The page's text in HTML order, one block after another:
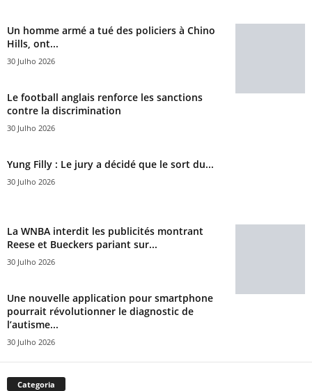
Un homme armé a tué des policiers à Chino
Hills, ont...
30 Julho 2026
Le football anglais renforce les sanctions
contre la discrimination
30 Julho 2026
Yung Filly : Le jury a décidé que le sort du...
30 Julho 2026
La WNBA interdit les publicités montrant
Reese et Bueckers pariant sur...
30 Julho 2026
Une nouvelle application pour smartphone
pourrait révolutionner le diagnostic de
l’autisme...
30 Julho 2026
Categoria